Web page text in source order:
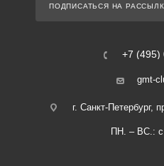
ПОДПИСАТЬСЯ НА
+7 (495)
gmt-
г. Санкт-Петербург,
ПН. – ВС.: с